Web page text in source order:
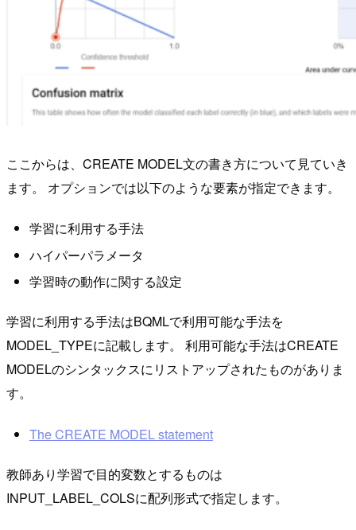
ここからは、CREATE MODEL文の書き方について見ていき
ます。 オプションでは以下のような要素が指定できます。
学習に利用する手法
ハイパーパラメータ
学習時の動作に関する設定
学習に利用する手法はBQMLで利用可能な手法を
MODEL_TYPEに記載します。 利用可能な手法はCREATE
MODELのシンタックスにリストアップされたものがありま
す。
The CREATE MODEL statement
教師あり学習で目的変数とするものは
INPUT_LABEL_COLSに配列形式で指定します。